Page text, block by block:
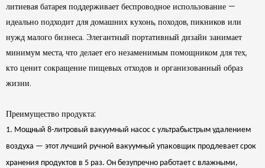
литиевая батарея поддерживает беспроводное использование —
идеально подходит для домашних кухонь, походов, пикников или
нужд малого бизнеса. Элегантный портативный дизайн занимает
минимум места, что делает его незаменимым помощником для тех,
кто ценит сокращение пищевых отходов и организованный образ
жизни.
Преимущество продукта:
1. Мощный 8-литровый вакуумный насос с ультрабыстрым удалением
воздуха — этот лучший ручной вакуумный упаковщик продлевает срок
хранения продуктов в 5 раз. Он безупречно работает с влажными,